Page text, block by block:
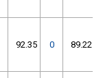
92.35 0 89.22